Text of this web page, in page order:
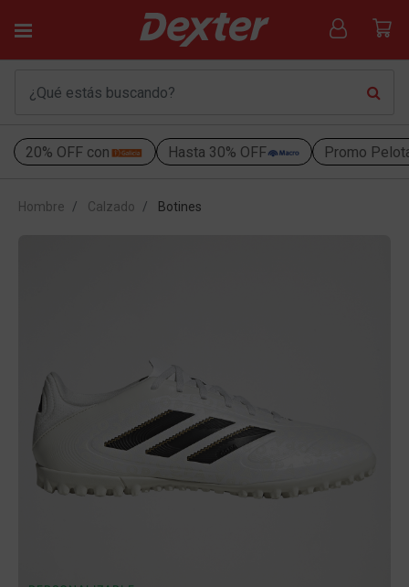
20% OFF con Hasta 30% OFF Promo
Hombre Calzado Botines